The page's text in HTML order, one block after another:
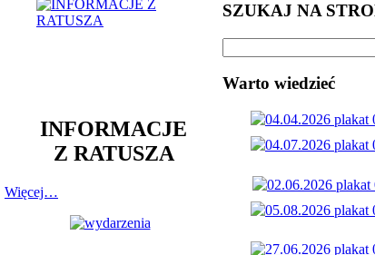
INFORMACJE
Z RATUSZA
Więcej…
SZUKAJ NA
Warto wiedzieć